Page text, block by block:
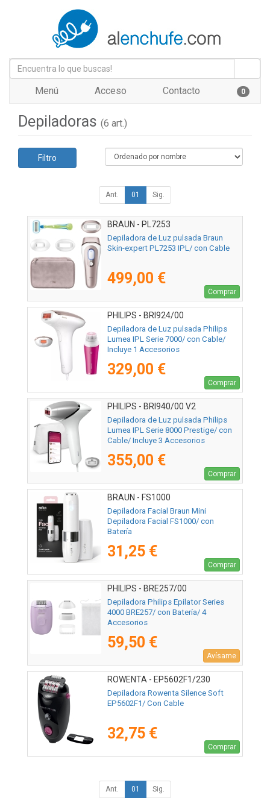
Menú Acceso Contacto 0
Depiladoras (6 art.)
Filtro
Ant. 01 Sig.
BRAUN - PL7253
Depiladora de Luz pulsada Braun
Skin-expert PL7253 IPL/ con Cable
499,00 €
Comprar
PHILIPS - BRI924/00
Depiladora de Luz pulsada Philips
Lumea IPL Serie 7000/ con Cable/
Incluye 1 Accesorios
329,00 €
Comprar
PHILIPS - BRI940/00 V2
Depiladora de Luz pulsada Philips
Lumea IPL Serie 8000 Prestige/ con
Cable/ Incluye 3 Accesorios
355,00 €
Comprar
BRAUN - FS1000
Depiladora Facial Braun Mini
Depiladora Facial FS1000/ con
Batería
31,25 €
Comprar
PHILIPS - BRE257/00
Depiladora Philips Epilator Series
4000 BRE257/ con Batería/ 4
Accesorios
59,50 €
Avísame
ROWENTA - EP5602F1/230
Depiladora Rowenta Silence Soft
EP5602F1/ Con Cable
32,75 €
Comprar
Ant. 01 Sig.